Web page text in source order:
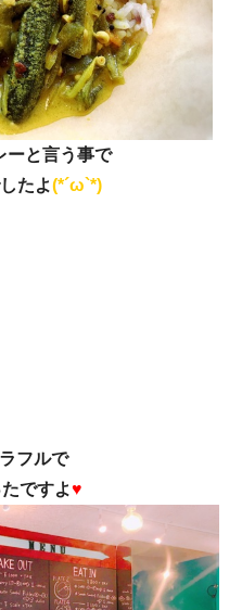
ーと言う事で
たよ(*´ω`*)
フルで
ですよ♥